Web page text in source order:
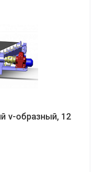
v-образный, 12